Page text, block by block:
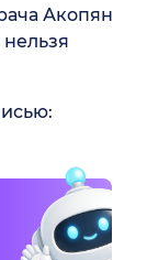
Акопян